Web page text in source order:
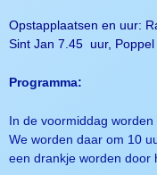
Opstapplaatsen en uur:
Sint Jan 7.45 uur, Poppel
Programma:
In de voormiddag
We worden daar om 10
een drankje worden door